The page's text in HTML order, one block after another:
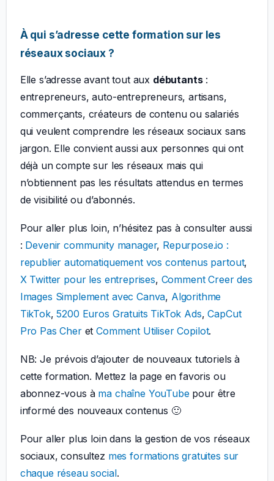
À qui s’adresse cette formation sur les
réseaux sociaux ?
Elle s’adresse avant tout aux débutants:
entrepreneurs, auto-entrepreneurs, artisans,
commerçants, créateurs de contenu ou salariés
qui veulent comprendre les réseaux sociaux sans
jargon. Elle convient aussi aux personnes qui ont
déjà un compte sur les réseaux mais qui
n’obtiennent pas les résultats attendus en termes
de visibilité ou d’abonnés.
Pour aller plus loin, n’hésitez pas à consulter aussi
: Devenir community manager, Repurpose.io :
republier automatiquement vos contenus partout,
X Twitter pour les entreprises, Comment Creer des
Images Simplement avec Canva, Algorithme
TikTok,5200 Euros Gratuits TikTok Ads,CapCut
Pro Pas CheretComment Utiliser Copilot.
NB: Je prévois d’ajouter de nouveaux tutoriels à
cette formation. Mettez la page en favoris ou
abonnez-vous à ma chaîne YouTubepour être
informé des nouveaux contenus 🙂
Pour aller plus loin dans la gestion de vos réseaux
sociaux, consultez mes formations gratuites sur
chaque réseau social.